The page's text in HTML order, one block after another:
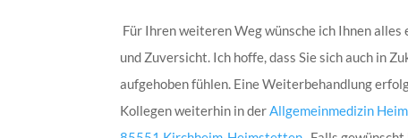
Für Ihren weiteren Weg wünsche ich Ihnen
und Zuversicht. Ich hoffe, dass Sie sich auch in
aufgehoben fühlen. Eine Weiterbehandlung
Kollegen weiterhin in derAllgemeinmedizin